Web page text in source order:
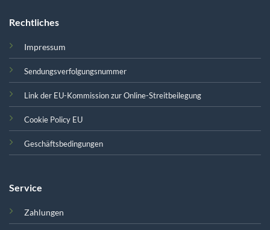
Rechtliches
Impressum
Sendungsverfolgungsnummer
Link der EU-Kommission zur Online-Streitbeilegung
Cookie Policy EU
Geschäftsbedingungen
Service
Zahlungen